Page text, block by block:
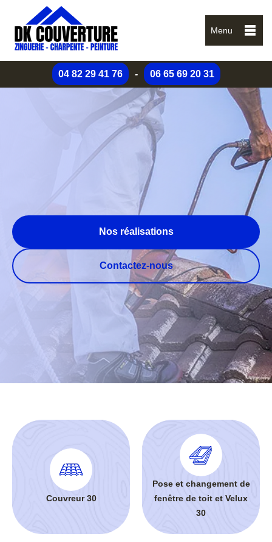
Menu
04 82 29 41 76 - 06 65 69 20 31
Nos réalisations
Contactez-nous
Couvreur 30
Pose et changement de
fenêtre de toit et Velux
30